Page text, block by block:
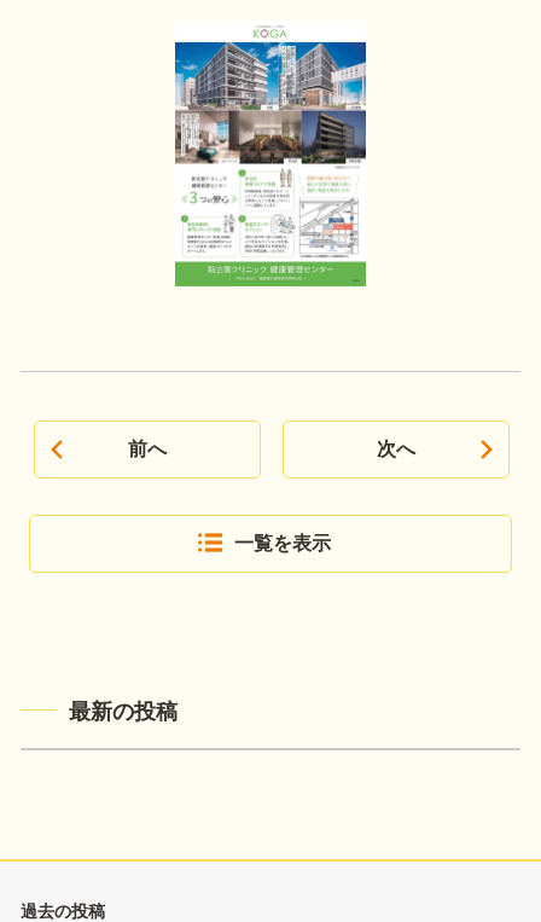
過去の投稿
前へ
一覧を表示
次へ
最新の投稿